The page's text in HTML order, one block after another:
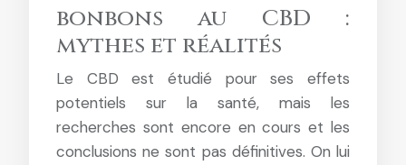
bonbons au CBD :
mythes et réalités
Le CBD est étudié pour ses effets
potentiels sur la santé, mais les
recherches sont encore en cours et les
conclusions ne sont pas définitives. On lui